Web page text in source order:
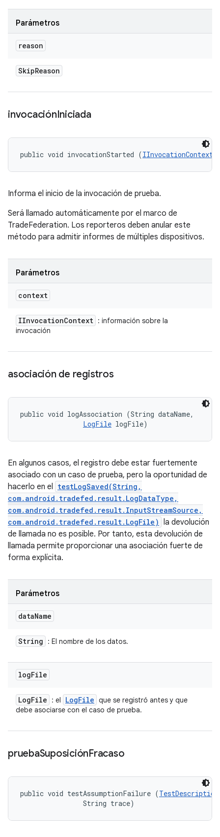
Parámetros
reason
SkipReason
invocaciónIniciada
public void invocationStarted (IInvocationContext
Informa el inicio de la invocación de prueba.
Será llamado automáticamente por el marco de
TradeFederation. Los reporteros deben anular este
método para admitir informes de múltiples dispositivos.
Parámetros
context
IInvocationContext : información sobre la
invocación
asociación de registros
public void logAssociation (String dataName,
LogFile logFile)
En algunos casos, el registro debe estar fuertemente
asociado con un caso de prueba, pero la oportunidad de
hacerlo en el testLogSaved(String,
com.android.tradefed.result.LogDataType,
com.android.tradefed.result.InputStreamSource,
com.android.tradefed.result.LogFile) la devolución
de llamada no es posible. Por tanto, esta devolución de
llamada permite proporcionar una asociación fuerte de
forma explícita.
Parámetros
dataName
String : El nombre de los datos.
logFile
LogFile : el LogFile que se registró antes y que
debe asociarse con el caso de prueba.
pruebaSuposiciónFracaso
public void testAssumptionFailure (TestDescription
                String trace)